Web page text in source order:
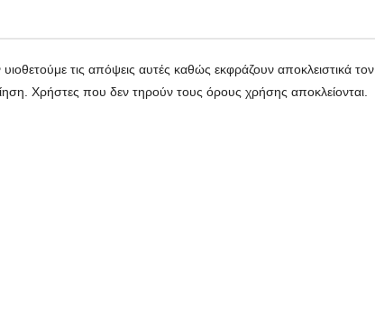
τις απόψεις αυτές καθώς εκφράζουν αποκλειστικά τον
Χρήστες που δεν τηρούν τους όρους χρήσης αποκλείονται.